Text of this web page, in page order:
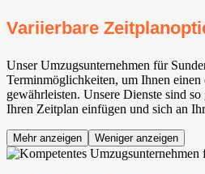
Variierbare
Unser Umzugsunternehmen für
Terminmöglichkeiten, um Ihnen einen
gewährleisten. Unsere Dienste sind so
Ihren Zeitplan einfügen und sich an
Mehr anzeigen Weniger anzeigen